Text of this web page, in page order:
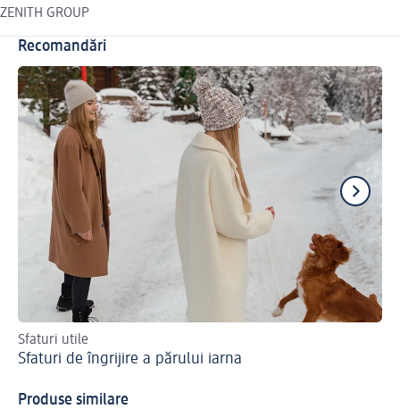
ZENITH GROUP
Recomandări
Sfaturi utile
Sfaturi de îngrijire a părului iarna
Produse similare